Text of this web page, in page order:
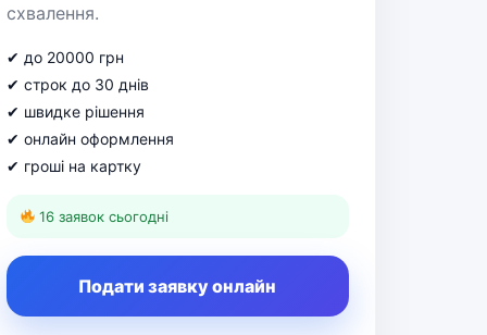
схвалення.
✔ до 20000 грн
✔ строк до 30 днів
✔ швидке рішення
✔ онлайн оформлення
✔ гроші на картку
16 заявок сьогодні
Подати заявку онлайн